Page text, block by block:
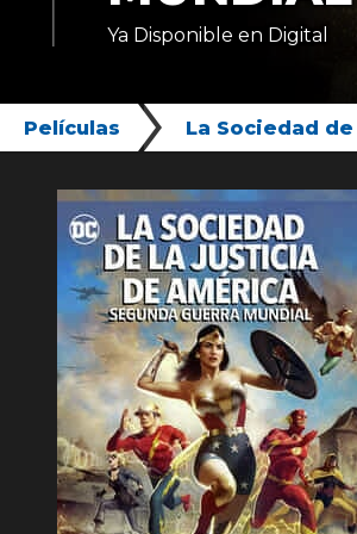
Ya Disponible en Digital
Películas La Sociedad